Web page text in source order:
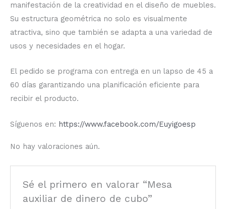
manifestación de la creatividad en el diseño de muebles.
Su estructura geométrica no solo es visualmente
atractiva, sino que también se adapta a una variedad de
usos y necesidades en el hogar.
El pedido se programa con entrega en un lapso de 45 a
60 días garantizando una planificación eficiente para
recibir el producto.
Síguenos en: https://www.facebook.com/Euyigoesp
No hay valoraciones aún.
Sé el primero en valorar “Mesa
auxiliar de dinero de cubo”